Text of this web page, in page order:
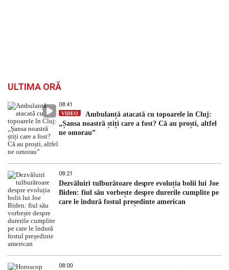
ULTIMA ORĂ
08:41
VIDEO
Ambulanță atacată cu topoarele în Cluj:
„Șansa noastră știți care a fost? Că au proști, altfel
ne omorau”
08:21
Dezvăluiri tulburătoare despre evoluția bolii lui Joe
Biden: fiul său vorbește despre durerile cumplite pe
care le îndură fostul președinte american
08:00